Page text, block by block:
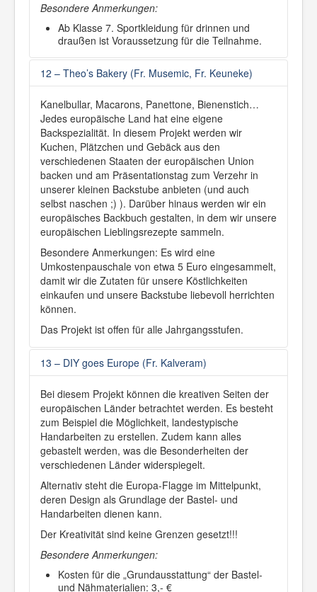
Besondere Anmerkungen:
Ab Klasse 7. Sportkleidung für drinnen und
draußen ist Voraussetzung für die Teilnahme.
12 – Theo’s Bakery (Fr. Musemic, Fr. Keuneke)
Kanelbullar, Macarons, Panettone, Bienenstich…
Jedes europäische Land hat eine eigene
Backspezialität. In diesem Projekt werden wir
Kuchen, Plätzchen und Gebäck aus den
verschiedenen Staaten der europäischen Union
backen und am Präsentationstag zum Verzehr in
unserer kleinen Backstube anbieten (und auch
selbst naschen ;) ). Darüber hinaus werden wir ein
europäisches Backbuch gestalten, in dem wir unsere
europäischen Lieblingsrezepte sammeln.
Besondere Anmerkungen: Es wird eine
Umkostenpauschale von etwa 5 Euro eingesammelt,
damit wir die Zutaten für unsere Köstlichkeiten
einkaufen und unsere Backstube liebevoll herrichten
können.
Das Projekt ist offen für alle Jahrgangsstufen.
13 – DIY goes Europe (Fr. Kalveram)
Bei diesem Projekt können die kreativen Seiten der
europäischen Länder betrachtet werden. Es besteht
zum Beispiel die Möglichkeit, landestypische
Handarbeiten zu erstellen. Zudem kann alles
gebastelt werden, was die Besonderheiten der
verschiedenen Länder widerspiegelt.
Alternativ steht die Europa-Flagge im Mittelpunkt,
deren Design als Grundlage der Bastel- und
Handarbeiten dienen kann.
Der Kreativität sind keine Grenzen gesetzt!!!
Besondere Anmerkungen:
Kosten für die „Grundausstattung“ der Bastel-
und Nähmaterialien: 3,- €